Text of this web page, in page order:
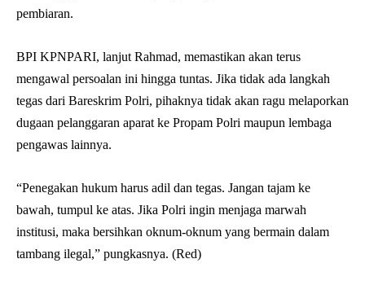
pembiaran.
BPI KPNPARI, lanjut Rahmad, memastikan akan terus
mengawal persoalan ini hingga tuntas. Jika tidak ada langkah
tegas dari Bareskrim Polri, pihaknya tidak akan ragu melaporkan
dugaan pelanggaran aparat ke Propam Polri maupun lembaga
pengawas lainnya.
“Penegakan hukum harus adil dan tegas. Jangan tajam ke
bawah, tumpul ke atas. Jika Polri ingin menjaga marwah
institusi, maka bersihkan oknum-oknum yang bermain dalam
tambang ilegal,” pungkasnya. (Red)